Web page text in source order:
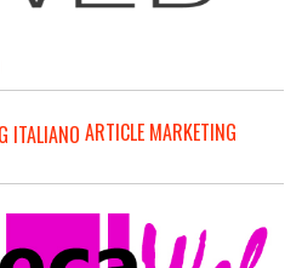
ARTICLE MARKETING